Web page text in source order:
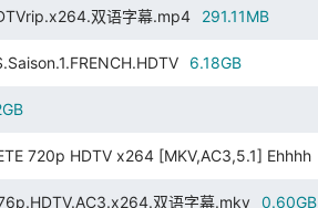
双语字幕.mp4 291.11MB
6.18GB
720p HDTV x264 [MKV,AC3,5.1] Ehhhh
双语字幕.mkv 0.60GB